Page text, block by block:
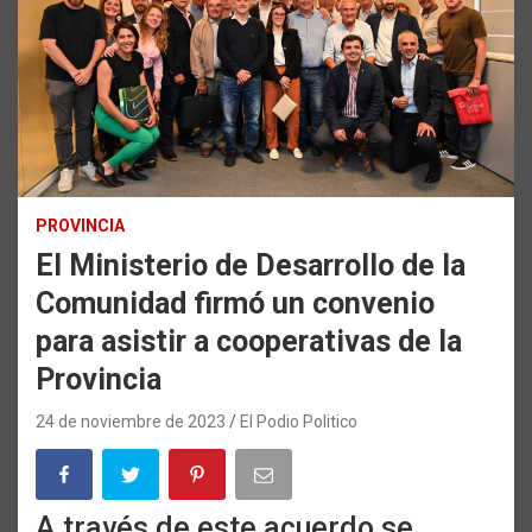
PROVINCIA
El Ministerio de Desarrollo de la
Comunidad firmó un convenio
para asistir a cooperativas de la
Provincia
24 de noviembre de 2023 El Podio Politico